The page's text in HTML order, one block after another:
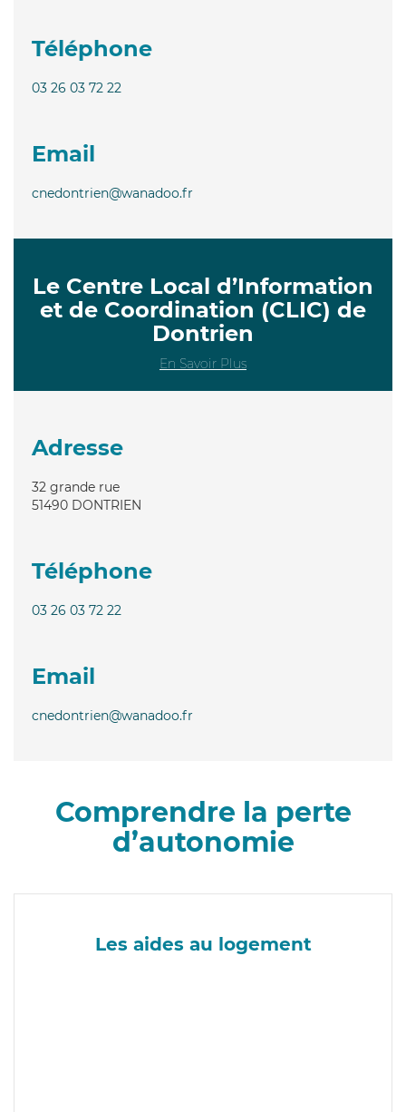
Téléphone
03 26 03 72 22
Email
cnedontrien@wanadoo.fr
Le Centre Local d’Information
et de Coordination (CLIC) de
Dontrien
En Savoir Plus
Adresse
32 grande rue
51490 DONTRIEN
Téléphone
03 26 03 72 22
Email
cnedontrien@wanadoo.fr
Comprendre la perte
d’autonomie
Les aides au logement